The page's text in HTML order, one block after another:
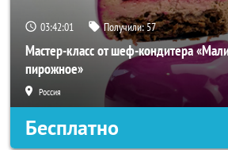
03:41:58 Получили:57
Мастер-класс от шеф-кондитера
пирожное»
Россия
Бесплатно